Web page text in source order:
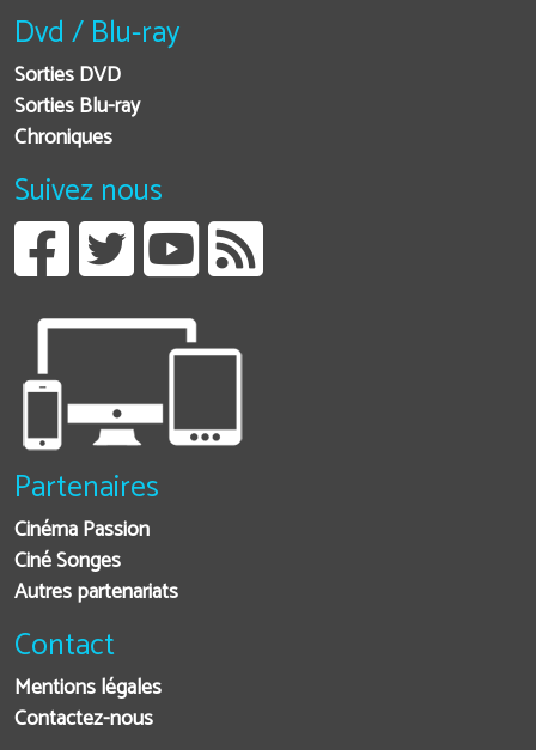
Dvd / Blu-ray
Sorties DVD
Sorties Blu-ray
Chroniques
Suivez nous
Partenaires
Cinéma Passion
Ciné Songes
Autres partenariats
Contact
Mentions légales
Contactez-nous